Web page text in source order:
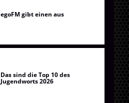
egoFM gibt einen aus
Das sind die Top 10 des
Jugendworts 2026